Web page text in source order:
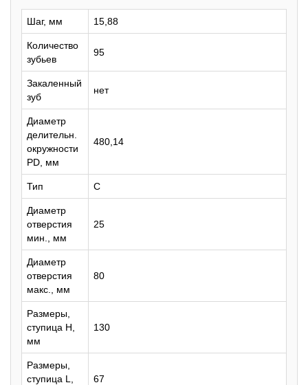
Шаг, мм 15,88
Количество
зубьев
95
Закаленный
зуб
нет
Диаметр
делительн.
окружности
PD, мм
480,14
Тип C
Диаметр
отверстия
мин., мм
25
Диаметр
отверстия
макс., мм
80
Размеры,
ступица H,
мм
130
Размеры,
ступица L,
67